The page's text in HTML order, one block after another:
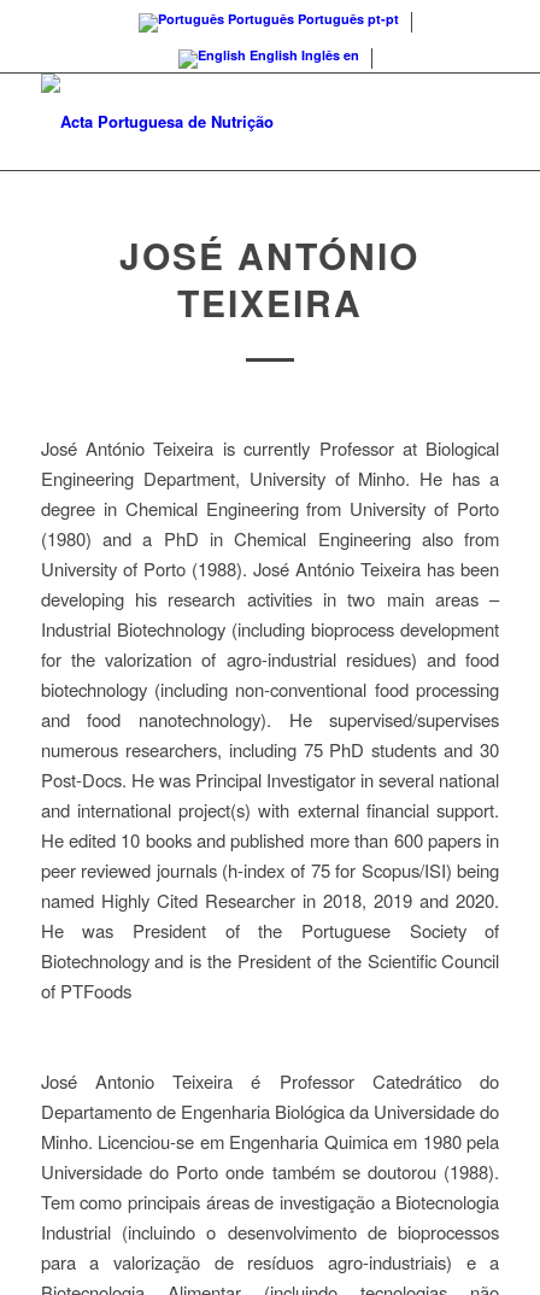
Português Português pt-pt
English Inglês en
JOSÉ ANTÓNIO
TEIXEIRA
José António Teixeira is currently Professor at Biological
Engineering Department, University of Minho. He has a
degree in Chemical Engineering from University of Porto
(1980) and a PhD in Chemical Engineering also from
University of Porto (1988). José António Teixeira has been
developing his research activities in two main areas –
Industrial Biotechnology (including bioprocess development
for the valorization of agro-industrial residues) and food
biotechnology (including non-conventional food processing
and food nanotechnology). He supervised/supervises
numerous researchers, including 75 PhD students and 30
Post-Docs. He was Principal Investigator in several national
and international project(s) with external financial support.
He edited 10 books and published more than 600 papers in
peer reviewed journals (h-index of 75 for Scopus/ISI) being
named Highly Cited Researcher in 2018, 2019 and 2020.
He was President of the Portuguese Society of
Biotechnology and is the President of the Scientific Council
of PTFoods
José Antonio Teixeira é Professor Catedrático do
Departamento de Engenharia Biológica da Universidade do
Minho. Licenciou-se em Engenharia Quimica em 1980 pela
Universidade do Porto onde também se doutorou (1988).
Tem como principais áreas de investigação a Biotecnologia
Industrial (incluindo o desenvolvimento de bioprocessos
para a valorização de resíduos agro-industriais) e a